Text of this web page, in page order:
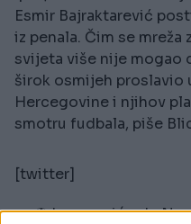
Esmir Bajraktarević
iz penala. Čim se
svijeta više nije mogao
širok osmijeh proslavio
Hercegovine i njihov
smotru fudbala, piše
[twitter]
⚽️ La reacción de